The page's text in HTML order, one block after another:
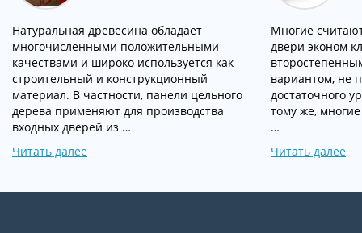
Натуральная древесина обладает
многочисленными положительными
качествами и широко используется как
строительный и конструкционный
материал. В частности, панели цельного
дерева применяют для производства
входных дверей из …
Читать далее
Многие
двери эконом
вариантом, не
достаточного
тому же,
…
Читать далее